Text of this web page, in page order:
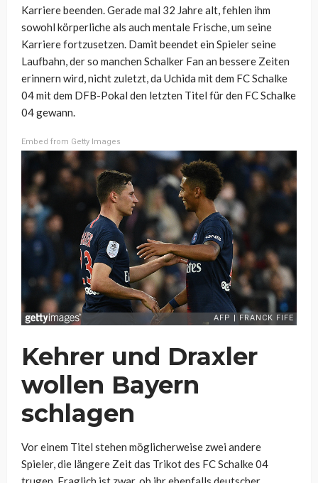
Karriere beenden. Gerade mal 32 Jahre alt, fehlen ihm
sowohl körperliche als auch mentale Frische, um seine
Karriere fortzusetzen. Damit beendet ein Spieler seine
Laufbahn, der so manchen Schalker Fan an bessere Zeiten
erinnern wird, nicht zuletzt, da Uchida mit dem FC Schalke
04 mit dem DFB-Pokal den letzten Titel für den FC Schalke
04 gewann.
Embed from Getty Images
Kehrer und Draxler
wollen Bayern
schlagen
Vor einem Titel stehen möglicherweise zwei andere
Spieler, die längere Zeit das Trikot des FC Schalke 04